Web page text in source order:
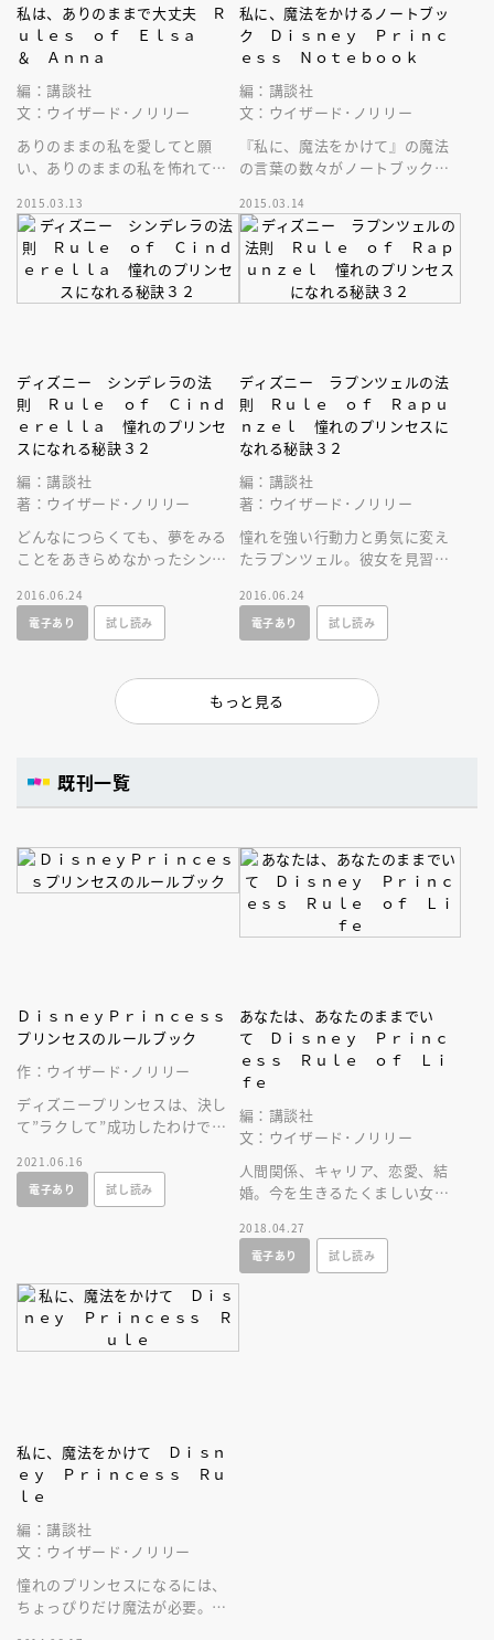
私は、ありのままで大丈夫 Ｒ
ｕｌｅｓ ｏｆ Ｅｌｓａ
＆ Ａｎｎａ
編：講談社
文：ウイザード･ノリリー
ありのままの私を愛してと願
い、ありのままの私を怖れてい
に、「私」を大切にする心を探
す旅へ！
2015.03.13
私に、魔法をかけるノートブッ
ク Ｄｉｓｎｅｙ Ｐｒｉｎｃ
ｅｓｓ Ｎｏｔｅｂｏｏｋ
編：講談社
文：ウイザード･ノリリー
『私に、魔法をかけて』の魔法
の言葉の数々がノートブック
になりましょう！
2015.03.14
ディズニー シンデレラの法
則 Ｒｕｌｅ ｏｆ Ｃｉｎｄ
ｅｒｅｌｌａ 憧れのプリンセ
スになれる秘訣３２
編：講談社
著：ウイザード･ノリリー
どんなにつらくても、夢をみる
ことをあきらめなかったシンデ
ばんの輝きをはなつ、本物のお
姫様に！
2016.06.24
電子あり
試し読み
ディズニー ラプンツェルの法
則 Ｒｕｌｅ ｏｆ Ｒａｐｕ
ｎｚｅｌ 憧れのプリンセスに
なれる秘訣３２
編：講談社
著：ウイザード･ノリリー
憧れを強い行動力と勇気に変え
たラプンツェル。彼女を見習
しょう。本当の自分は、きっと
みつかります。
2016.06.24
電子あり
試し読み
もっと見る
既刊一覧
ＤｉｓｎｅｙＰｒｉｎｃｅｓｓ
プリンセスのルールブック
作：ウイザード･ノリリー
ディズニープリンセスは、決し
て”ラクして”成功したわけでは
組のルール！
2021.06.16
電子あり
試し読み
あなたは、あなたのままでい
て Ｄｉｓｎｅｙ Ｐｒｉｎｃ
ｅｓｓ Ｒｕｌｅ ｏｆ Ｌｉ
ｆｅ
編：講談社
文：ウイザード･ノリリー
人間関係、キャリア、恋愛、結
婚。今を生きるたくましい女性
リンセスがお手本！
2018.04.27
電子あり
試し読み
私に、魔法をかけて Ｄｉｓｎ
ｅｙ Ｐｒｉｎｃｅｓｓ Ｒｕ
ｌｅ
編：講談社
文：ウイザード･ノリリー
憧れのプリンセスになるには、
ちょっぴりだけ魔法が必要。優